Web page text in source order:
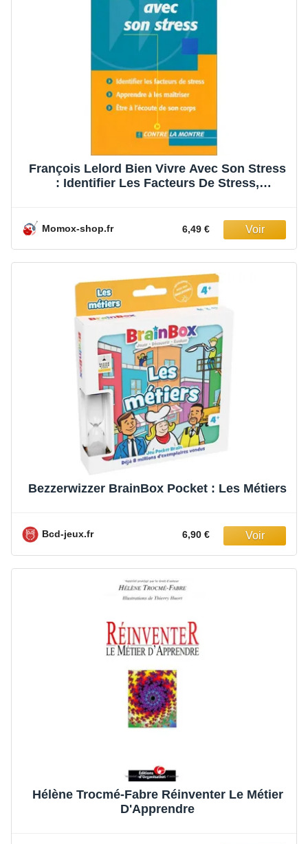
François Lelord Bien Vivre Avec Son Stress
: Identifier Les Facteurs De Stress,
Momox-shop.fr 6,49 €
Bezzerwizzer BrainBox Pocket : Les Métiers
Bcd-jeux.fr 6,90 €
Hélène Trocmé-Fabre Réinventer Le Métier
D'Apprendre